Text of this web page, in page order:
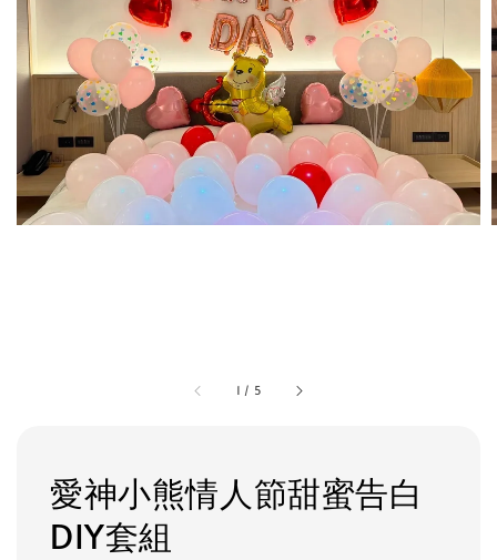
1 / 5
愛神小熊情人節甜蜜告白
DIY套組